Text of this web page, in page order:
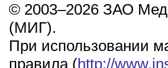
© 2003–2026 ЗАО
(МИГ).
При использовании
правила (http://